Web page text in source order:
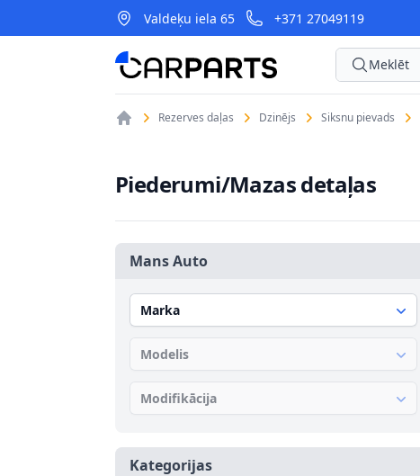
Valdeķu iela 65 +371 27049119
CarParts Meklēt
Rezerves daļas Dzinējs Siksnu pievads
Piederumi/Mazas detaļas
Mans Auto
Marka
Modelis
Modifikācija
Kategorijas